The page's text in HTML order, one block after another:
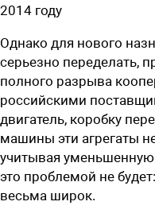
2014 году
Однако для нового
серьезно переделать,
полного разрыва
российскими
двигатель, коробку
машины эти агрегаты
учитывая
это проблемой не
весьма широк.